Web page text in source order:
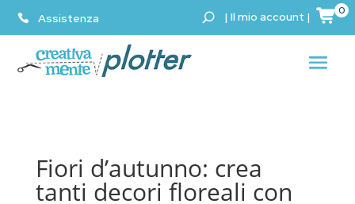
Assistenza | Il mio account | 0
Fiori d’autunno: crea
tanti decori floreali con